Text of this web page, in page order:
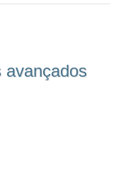
avançados